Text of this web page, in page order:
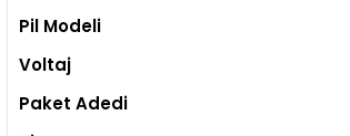
Pil Modeli
Voltaj
Paket Adedi